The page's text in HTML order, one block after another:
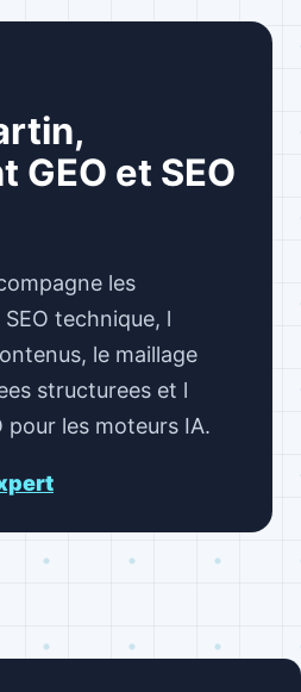
GEO et SEO
les
technique, l
le maillage
structurees et l
pour les moteurs IA.